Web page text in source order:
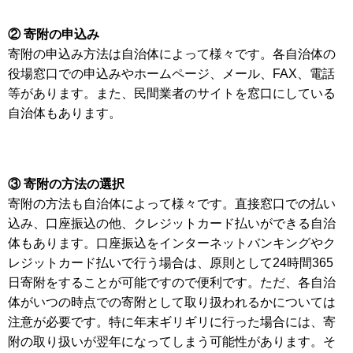
② 寄附の申込み
寄附の申込み方法は自治体によって様々です。各自治体の
役場窓口での申込みやホームページ、メール、FAX、電話
等があります。また、民間業者のサイトを窓口にしている
自治体もあります。
③ 寄附の方法の選択
寄附の方法も自治体によって様々です。直接窓口での払い
込み、口座振込の他、クレジットカード払いができる自治
体もあります。口座振込をインターネットバンキングやク
レジットカード払いで行う場合は、原則として24時間365
日寄附をすることが可能ですので便利です。ただ、各自治
体がいつの時点での寄附として取り扱われるかについては
注意が必要です。特に年末ギリギリに行った場合には、寄
附の取り扱いが翌年になってしまう可能性があります。そ